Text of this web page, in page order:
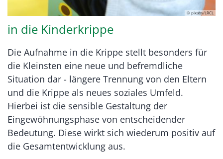
© pixaby/LRCL
in die Kinderkrippe
Die Aufnahme in die Krippe stellt besonders für
die Kleinsten eine neue und befremdliche
Situation dar - längere Trennung von den Eltern
und die Krippe als neues soziales Umfeld.
Hierbei ist die sensible Gestaltung der
Eingewöhnungsphase von entscheidender
Bedeutung. Diese wirkt sich wiederum positiv auf
die Gesamtentwicklung aus.